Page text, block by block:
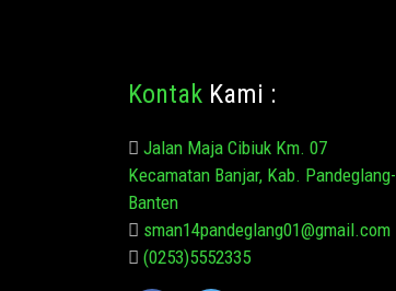
Kontak Kami :
Jalan Maja Cibiuk Km. 07
Kecamatan Banjar, Kab. Pandeglang-
Banten
sman14pandeglang01@gmail.com
(0253)5552335